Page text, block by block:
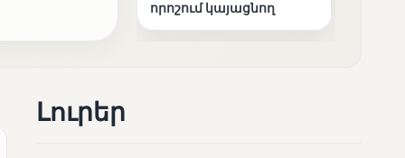
որոշում կայացնող
Լուրեր